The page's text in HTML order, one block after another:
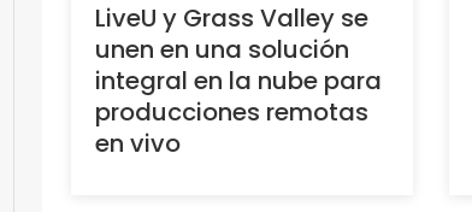
LiveU y Grass Valley se
unen en una solución
integral en la nube para
producciones remotas
en vivo